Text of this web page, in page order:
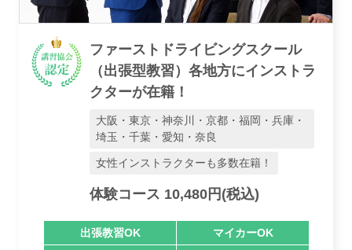
運営会社
業者様登録はこちら
ファーストドライビングスクール
（出張型教習）各地方にインストラ
クターが在籍！
大阪・東京・神奈川・京都・福岡・兵庫・
埼玉・千葉・愛知・奈良
女性インストラクターも多数在籍！
体験コース 10,480円(税込)
出張教習OK
マイカーOK